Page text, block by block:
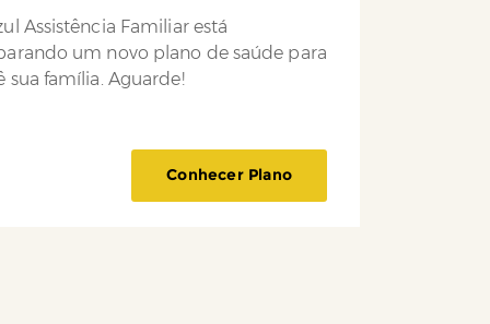
Assistência Familiar está
um novo plano de saúde para
sua família. Aguarde!
Conhecer Plano